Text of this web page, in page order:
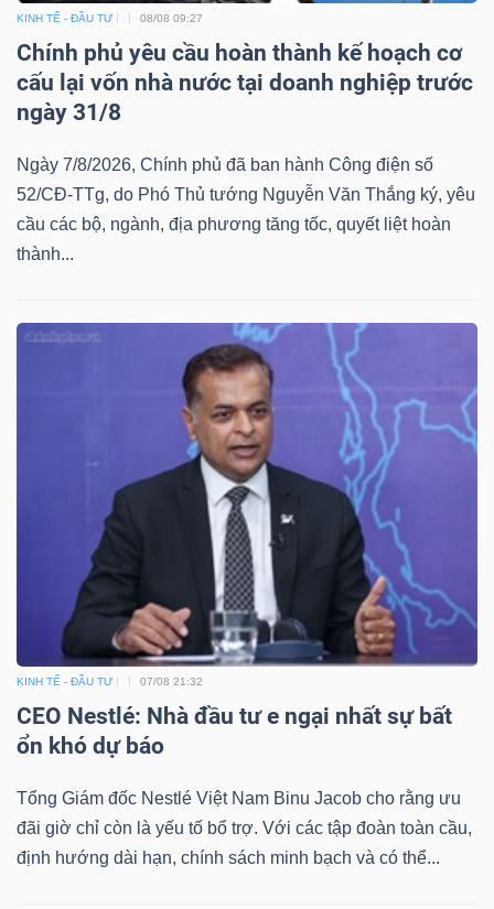
KINH TẾ - ĐẦU TƯ 08/08 09:27
Chính phủ yêu cầu hoàn thành kế hoạch cơ
cấu lại vốn nhà nước tại doanh nghiệp trước
ngày 31/8
Ngày 7/8/2026, Chính phủ đã ban hành Công điện số
52/CĐ-TTg, do Phó Thủ tướng Nguyễn Văn Thắng ký, yêu
cầu các bộ, ngành, địa phương tăng tốc, quyết liệt hoàn
thành...
KINH TẾ - ĐẦU TƯ 07/08 21:32
CEO Nestlé: Nhà đầu tư e ngại nhất sự bất
ổn khó dự báo
Tổng Giám đốc Nestlé Việt Nam Binu Jacob cho rằng ưu
đãi giờ chỉ còn là yếu tố bổ trợ. Với các tập đoàn toàn cầu,
định hướng dài hạn, chính sách minh bạch và có thể...
Công
cụ
đầu
tài